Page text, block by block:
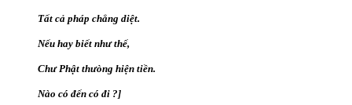
Tất cả pháp chẳng diệt.
Nếu hay biết như thế,
Chư Phật thưòng hiện tiền.
Nào có đến có đi ?]